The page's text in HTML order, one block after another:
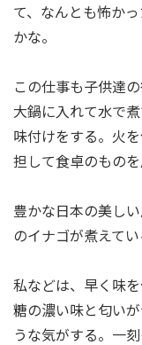
て、なんとも怖か
かな。
この仕事も子供達
大鍋に入れて水で
味付けをする。火
担して食卓のものを
豊かな日本の美し
のイナゴが煮えて
私などは、早く味
糖の濃い味と匂い
うな気がする。一